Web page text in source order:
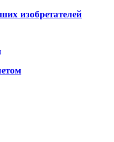
изобретателей